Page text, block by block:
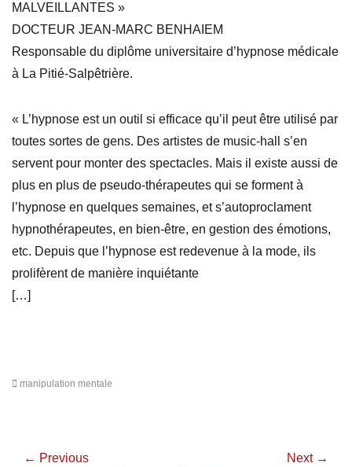
MALVEILLANTES »
DOCTEUR JEAN-MARC BENHAIEM
Responsable du diplôme universitaire d’hypnose médicale
à La Pitié-Salpêtrière.
« L’hypnose est un outil si efficace qu’il peut être utilisé par
toutes sortes de gens. Des artistes de music-hall s’en
servent pour monter des spectacles. Mais il existe aussi de
plus en plus de pseudo-thérapeutes qui se forment à
l’hypnose en quelques semaines, et s’autoproclament
hypnothérapeutes, en bien-être, en gestion des émotions,
etc. Depuis que l’hypnose est redevenue à la mode, ils
prolifèrent de manière inquiétante
[…]
manipulation mentale
← Previous
Next →